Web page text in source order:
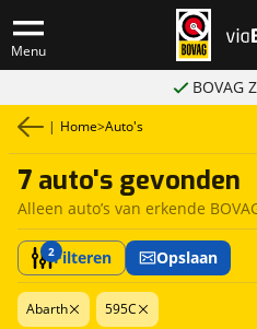
Menu
BOVAG
| Home>Auto's
7 auto's gevonden
Alleen auto’s van erkende
2Filteren Opslaan
Abarth 595C